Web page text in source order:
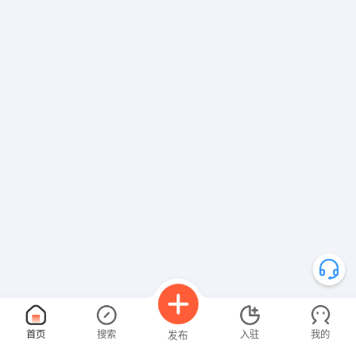
首页 搜索 发布 入驻 我的